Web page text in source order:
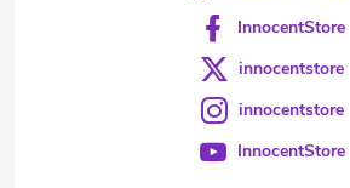
InnocentStore
innocentstore
innocentstore
InnocentStore